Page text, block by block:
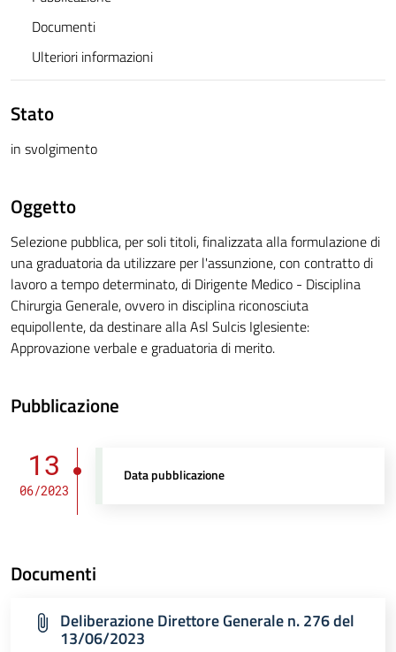
Documenti
Ulteriori informazioni
Stato
in svolgimento
Oggetto
Selezione pubblica, per soli titoli, finalizzata alla formulazione di
una graduatoria da utilizzare per l'assunzione, con contratto di
lavoro a tempo determinato, di Dirigente Medico - Disciplina
Chirurgia Generale, ovvero in disciplina riconosciuta
equipollente, da destinare alla Asl Sulcis Iglesiente:
Approvazione verbale e graduatoria di merito.
Pubblicazione
13
06/2023
Data pubblicazione
Documenti
Deliberazione Direttore Generale n. 276 del
13/06/2023